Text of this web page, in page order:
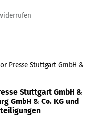
Presse Stuttgart GmbH &
Stuttgart GmbH &
GmbH & Co. KG und